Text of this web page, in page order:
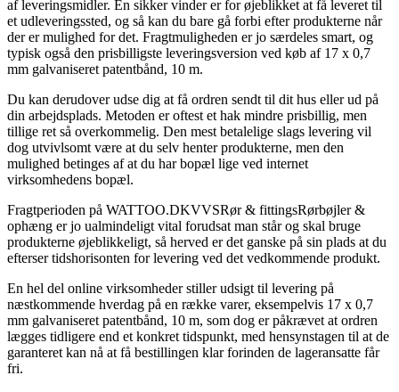
af leveringsmidler. En sikker vinder er for øjeblikket at få leveret til
et udleveringssted, og så kan du bare gå forbi efter produkterne når
der er mulighed for det. Fragtmuligheden er jo særdeles smart, og
typisk også den prisbilligste leveringsversion ved køb af 17 x 0,7
mm galvaniseret patentbånd, 10 m.
Du kan derudover udse dig at få ordren sendt til dit hus eller ud på
din arbejdsplads. Metoden er oftest et hak mindre prisbillig, men
tillige ret så overkommelig. Den mest betalelige slags levering vil
dog utvivlsomt være at du selv henter produkterne, men den
mulighed betinges af at du har bopæl lige ved internet
virksomhedens bopæl.
Fragtperioden på WATTOO.DKVVSRør & fittingsRørbøjler &
ophæng er jo ualmindeligt vital forudsat man står og skal bruge
produkterne øjeblikkeligt, så herved er det ganske på sin plads at du
efterser tidshorisonten for levering ved det vedkommende produkt.
En hel del online virksomheder stiller udsigt til levering på
næstkommende hverdag på en række varer, eksempelvis 17 x 0,7
mm galvaniseret patentbånd, 10 m, som dog er påkrævet at ordren
lægges tidligere end et konkret tidspunkt, med hensynstagen til at de
garanteret kan nå at få bestillingen klar forinden de lageransatte får
fri.